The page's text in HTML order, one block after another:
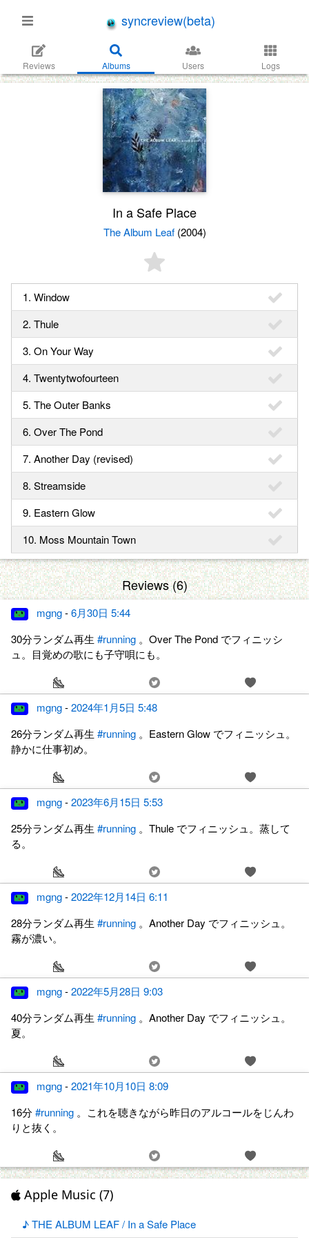
syncreview(beta)
Reviews Albums Users Logs
In a Safe Place
The Album Leaf(2004)
1. Window
2. Thule
3. On Your Way
4. Twentytwofourteen
5. The Outer Banks
6. Over The Pond
7. Another Day (revised)
8. Streamside
9. Eastern Glow
10. Moss Mountain Town
Reviews (6)
mgng-6月30日 5:44
30分ランダム再生 #running 。Over The Pond でフィニッシ
ュ。目覚めの歌にも子守唄にも。
mgng-2024年1月5日 5:48
26分ランダム再生 #running 。Eastern Glow でフィニッシュ。
静かに仕事初め。
mgng-2023年6月15日 5:53
25分ランダム再生 #running 。Thule でフィニッシュ。蒸して
る。
mgng-2022年12月14日 6:11
28分ランダム再生 #running 。Another Day でフィニッシュ。
霧が濃い。
mgng-2022年5月28日 9:03
40分ランダム再生 #running 。Another Day でフィニッシュ。
夏。
mgng-2021年10月10日 8:09
16分#running 。これを聴きながら昨日のアルコールをじんわ
りと抜く。
Apple Music (7)
♪ THE ALBUM LEAF / In a Safe Place